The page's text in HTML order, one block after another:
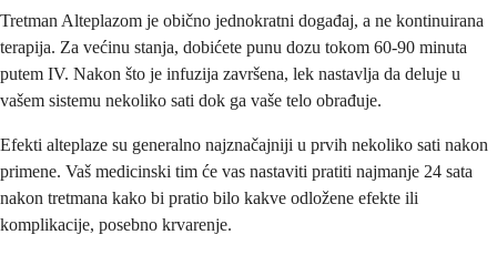
Tretman Alteplazom je obično jednokratni događaj, a ne kontinuirana
terapija. Za većinu stanja, dobićete punu dozu tokom 60-90 minuta
putem IV. Nakon što je infuzija završena, lek nastavlja da deluje u
vašem sistemu nekoliko sati dok ga vaše telo obrađuje.
Efekti alteplaze su generalno najznačajniji u prvih nekoliko sati nakon
primene. Vaš medicinski tim će vas nastaviti pratiti najmanje 24 sata
nakon tretmana kako bi pratio bilo kakve odložene efekte ili
komplikacije, posebno krvarenje.